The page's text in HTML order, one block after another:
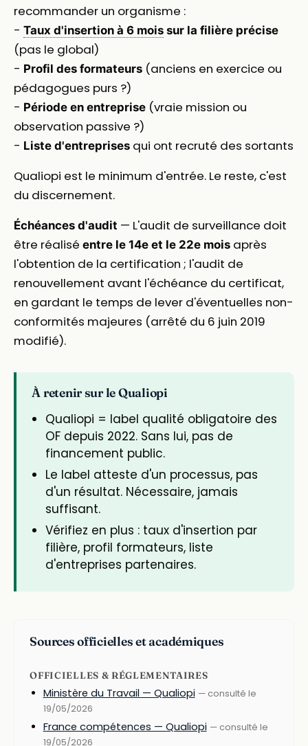
recommander un organisme :
- Taux d'insertion à 6 mois sur la filière précise
(pas le global)
- Profil des formateurs (anciens en exercice ou
pédagogues purs ?)
- Période en entreprise (vraie mission ou
observation passive ?)
- Liste d'entreprises qui ont recruté des sortants
Qualiopi est le minimum d'entrée. Le reste, c'est
du discernement.
Échéances d'audit — L'audit de surveillance doit
être réalisé entre le 14e et le 22e mois après
l'obtention de la certification ; l'audit de
renouvellement avant l'échéance du certificat,
en gardant le temps de lever d'éventuelles non-
conformités majeures (arrêté du 6 juin 2019
modifié).
À retenir sur le Qualiopi
Qualiopi = label qualité obligatoire des
OF depuis 2022. Sans lui, pas de
financement public.
Le label atteste d'un processus, pas
d'un résultat. Nécessaire, jamais
suffisant.
Vérifiez en plus : taux d'insertion par
filière, profil formateurs, liste
d'entreprises partenaires.
Sources officielles et académiques
OFFICIELLES & RÉGLEMENTAIRES
Ministère du Travail — Qualiopi — consulté le
19/05/2026
France compétences — Qualiopi — consulté le
19/05/2026